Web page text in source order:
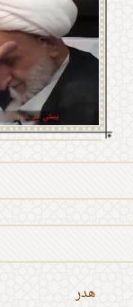
هدر